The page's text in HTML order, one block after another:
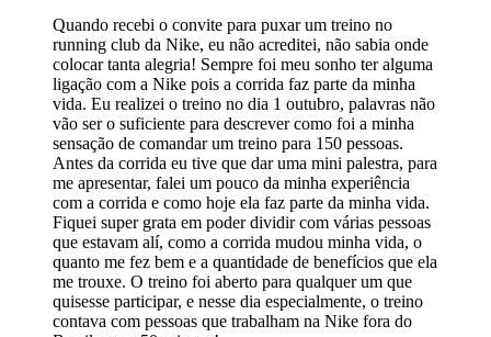
Quando recebi o convite para puxar um treino no
running club da Nike, eu não acreditei, não sabia onde
colocar tanta alegria! Sempre foi meu sonho ter alguma
ligação com a Nike pois a corrida faz parte da minha
vida. Eu realizei o treino no dia 1 outubro, palavras não
vão ser o suficiente para descrever como foi a minha
sensação de comandar um treino para 150 pessoas.
Antes da corrida eu tive que dar uma mini palestra, para
me apresentar, falei um pouco da minha experiência
com a corrida e como hoje ela faz parte da minha vida.
Fiquei super grata em poder dividir com várias pessoas
que estavam alí, como a corrida mudou minha vida, o
quanto me fez bem e a quantidade de benefícios que ela
me trouxe. O treino foi aberto para qualquer um que
quisesse participar, e nesse dia especialmente, o treino
contava com pessoas que trabalham na Nike fora do